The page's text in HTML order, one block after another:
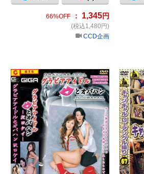
66%OFF ： 1,345円
(税込1,480円)
CCD企画
グラビア